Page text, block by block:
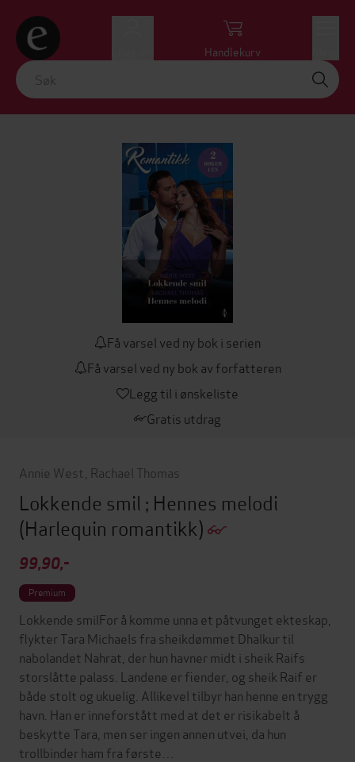
Handlekurv
Få varsel ved ny bok i serien
Få varsel ved ny bok av forfatteren
Legg til i ønskeliste
Gratis utdrag
Annie West Rachael Thomas
Lokkende smil ; Hennes melodi
(Harlequin romantikk)
99,90,-
Premium
Lokkende smilFor å komme unna et påtvunget ekteskap,
flykter Tara Michaels fra sheikdømmet Dhalkur til
nabolandet Nahrat, der hun havner midt i sheik Raifs
storslåtte palass. Landene er fiender, og sheik Raif er
både stolt og ukuelig. Allikevel tilbyr han henne en trygg
havn. Han er inneforstått med at det er risikabelt å
beskytte Tara, men ser ingen annen utvei, da hun
trollbinder ham fra første…